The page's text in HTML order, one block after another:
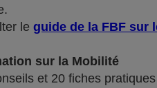
le guide de la FBF sur
sur la Mobilité
et 20 fiches